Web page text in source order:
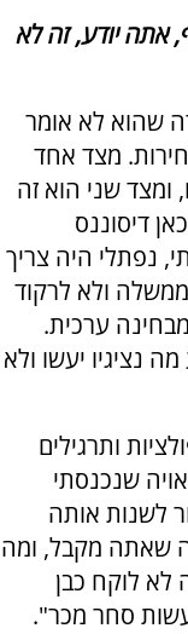
אתה יודע, זה לא
שהוא לא אומר
מצד אחד
ומצד שני הוא זה
דיסוננס
נפתלי היה צריך
ולא לרקוד
ערכית.
נציגיו יעשו ולא
ותרגילים
שנכנסתי
לשנות אותה
שאתה מקבל, ומה
לוקח כבן
סחר מכר".